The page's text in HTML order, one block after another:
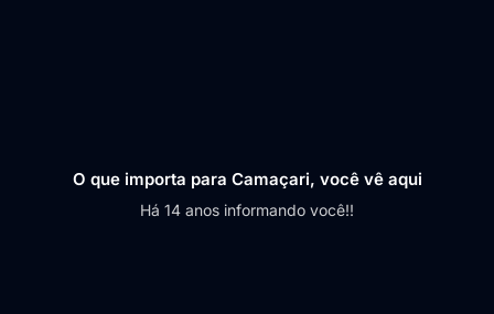
O que importa para Camaçari, você vê aqui
Há 14 anos informando você!!